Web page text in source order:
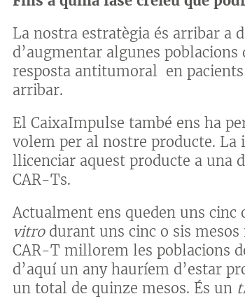
La nostra estratègia és arribar a
d’augmentar algunes
resposta antitumoral en
arribar.
El CaixaImpulse també ens ha
volem per al nostre producte. La
llicenciar aquest producte a una
CAR-Ts.
Actualment ens queden uns cinc
vitrodurant uns cinc o sis mesos
CAR-T millorem les poblacions
d’aquí un any hauríem d’estar
un total de quinze mesos. És un